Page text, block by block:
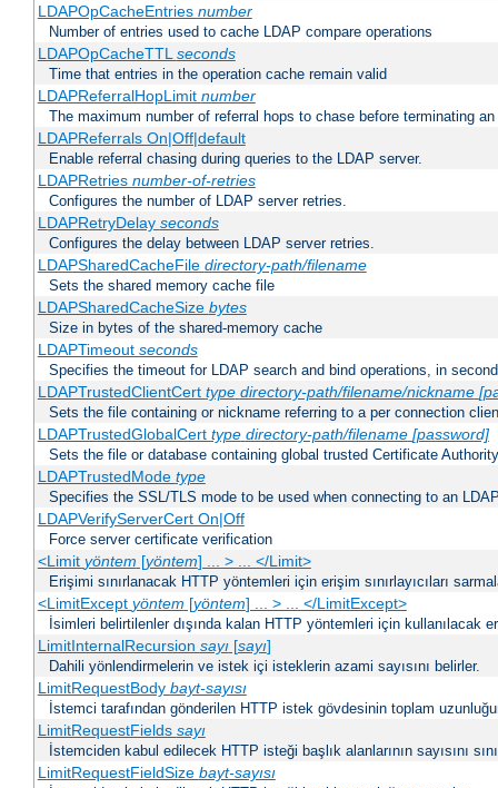
LDAPOpCacheEntries number
Number of entries used to cache LDAP compare operations
LDAPOpCacheTTLseconds
Time that entries in the operation cache remain valid
LDAPReferralHopLimit number
The maximum number of referral hops to chase before terminating
LDAPReferrals On|Off|default
Enable referral chasing during queries to the LDAP server.
LDAPRetries number-of-retries
Configures the number of LDAP server retries.
LDAPRetryDelay seconds
Configures the delay between LDAP server retries.
LDAPSharedCacheFile directory-path/filename
Sets the shared memory cache file
LDAPSharedCacheSize bytes
Size in bytes of the shared-memory cache
LDAPTimeout seconds
Specifies the timeout for LDAP search and bind operations, in
LDAPTrustedClientCert type directory-path/filename/nickname
Sets the file containing or nickname referring to a per connection
LDAPTrustedGlobalCert type directory-path/filename [password]
Sets the file or database containing global trusted Certificate
LDAPTrustedMode type
Specifies the SSL/TLS mode to be used when connecting to an
LDAPVerifyServerCert On|Off
Force server certificate verification
<Limit yöntem [yöntem] ... > ... </Limit>
Erişimi sınırlanacak HTTP yöntemleri için erişim sınırlayıcıları
<LimitExcept yöntem [yöntem] ... > ... </LimitExcept>
İsimleri belirtilenler dışında kalan HTTP yöntemleri için kullanılacak
LimitInternalRecursion sayı[sayı]
Dahili yönlendirmelerin ve istek içi isteklerin azami sayısını belirler.
LimitRequestBody bayt-sayısı
İstemci tarafından gönderilen HTTP istek gövdesinin toplam
LimitRequestFields sayı
İstemciden kabul edilecek HTTP isteği başlık alanlarının sayısını
LimitRequestFieldSize bayt-sayısı